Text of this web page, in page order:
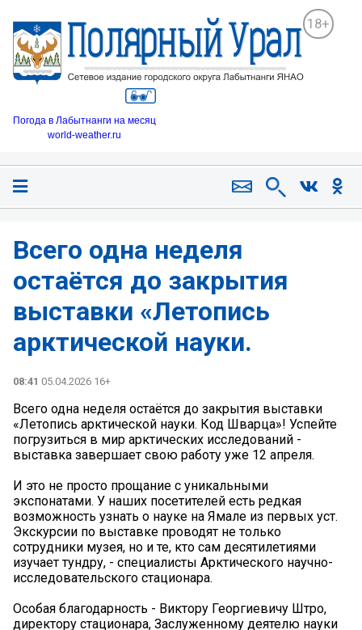
18+
Погода в Лабытнанги на месяц
world-weather.ru
Всего одна неделя
остаётся до закрытия
выставки «Летопись
арктической науки.
08:41 05.04.2026 16+
Всего одна неделя остаётся до закрытия выставки
«Летопись арктической науки. Код Шварца»! Успейте
погрузиться в мир арктических исследований -
выставка завершает свою работу уже 12 апреля.
И это не просто прощание с уникальными
экспонатами. У наших посетителей есть редкая
возможность узнать о науке на Ямале из первых уст.
Экскурсии по выставке проводят не только
сотрудники музея, но и те, кто сам десятилетиями
изучает тундру, - специалисты Арктического научно-
исследовательского стационара.
Особая благодарность - Виктору Георгиевичу Штро,
директору стационара, Заслуженному деятелю науки